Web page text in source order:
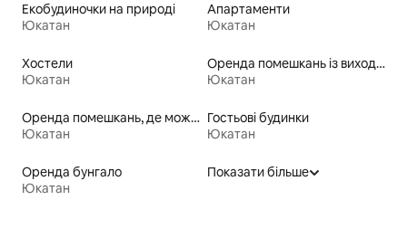
Екобудиночки на природі
Юкатан
Апартаменти
Юкатан
Хостели
Юкатан
Оренда помешкань із виходом до пляжу
Юкатан
Оренда помешкань, де можна перебувати з домашніми тваринами
Юкатан
Гостьові будинки
Юкатан
Оренда бунгало
Юкатан
Показати більше